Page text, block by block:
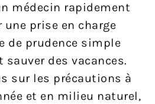
médecin rapidement
prise en charge
de prudence simple
des vacances.
sur les précautions à
et en milieu naturel,